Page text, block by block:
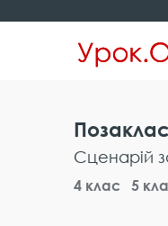
Сценарій
4 клас 5